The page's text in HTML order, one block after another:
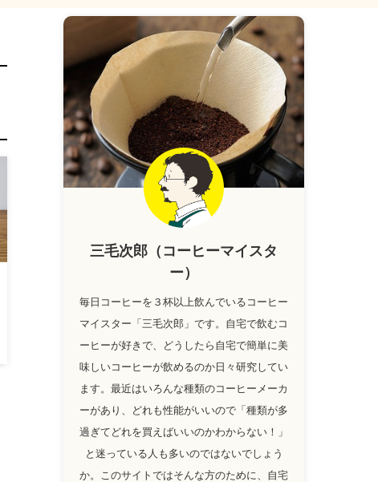
三毛次郎（コーヒーマイスタ
ー）
毎日コーヒーを３杯以上飲んでいるコーヒー
マイスター「三毛次郎」です。自宅で飲むコ
ーヒーが好きで、どうしたら自宅で簡単に美
味しいコーヒーが飲めるのか日々研究してい
ます。最近はいろんな種類のコーヒーメーカ
ーがあり、どれも性能がいいので「種類が多
過ぎてどれを買えばいいのかわからない！」
と迷っている人も多いのではないでしょう
か。このサイトではそんな方のために、自宅